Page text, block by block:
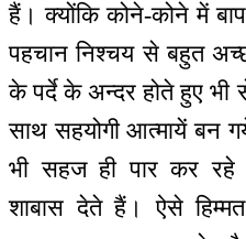
हैं। क्योंकि कोने-कोने में
पहचान निश्चय से बहुत
के पर्दे के अन्दर होते हुए भी
साथ सहयोगी आत्मायें बन
भी सहज ही पार कर रहे
शाबास देते हैं। ऐसे